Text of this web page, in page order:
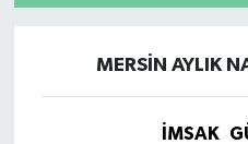
MERSİN AYLIK
İMSAK